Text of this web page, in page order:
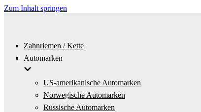
Zum Inhalt springen
Zahnriemen / Kette
Automarken
US-amerikanische Automarken
Norwegische Automarken
Russische Automarken